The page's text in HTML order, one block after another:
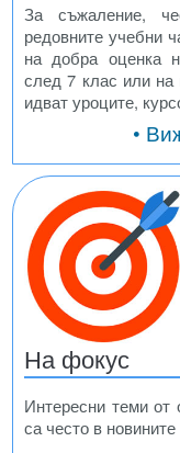
За съжаление,
редовните учебни
на добра оценка
след 7 клас или на
идват уроците,
•
На фокус
Интересни теми от
са често в новините